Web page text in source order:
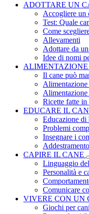
ADOTTARE UN
Accogliere un
Test: Quale
Come
Allevamenti
Adottare da
Idee di nomi
Il cane può
Ricette fatte in
EDUCARE IL
Educazione di
Problemi
Insegnare i
CAPIRE IL CANE
Linguaggio
Personalità e
Comunicare
VIVERE CON UN
Giochi per cani